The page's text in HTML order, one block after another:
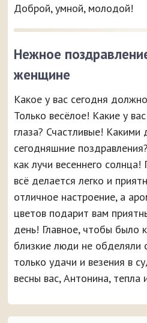
Доброй, умной, молодой!
Нежное
женщине
Какое у вас сегодня
Только весёлое! Какие у
глаза? Счастливые!
сегодняшние
как лучи весеннего
всё делается легко и
отличное настроение, а
цветов подарит вам
день! Главное, чтобы было
близкие люди не обделяли
только удачи и везения в
весны вас, Антонина, тепла